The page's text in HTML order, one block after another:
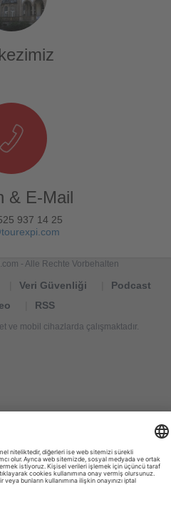
& E-Mail
937 14 25
- Alle Rechte Vorbehalten
Veri Güvenliği
Podcast
RSS
ve mobil cihazlarda çalışmaktadır.